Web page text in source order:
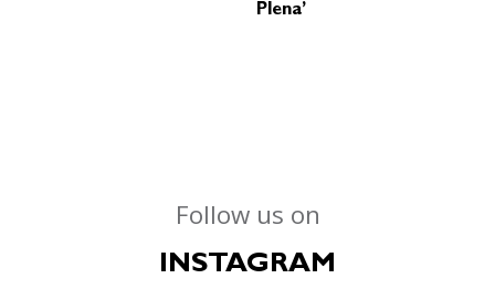
Plena’
Follow us on
INSTAGRAM